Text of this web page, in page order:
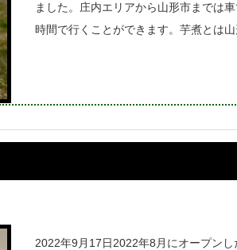
ました。庄内エリアから山形市までは車
時間で行くことができます。芋煮とは山
2022年9月17日2022年8月にオープンし